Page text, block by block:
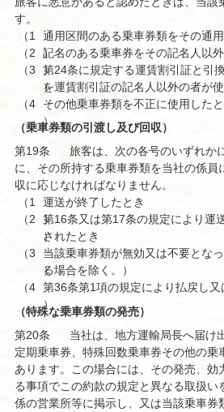
す。
（1
）
通用区間のある乗車券類をその通
（2
）
記名のある乗車券をその記名人以
（3
）
第24条に規定する運賃割引証と引
を運賃割引証の記名人以外の者が
（4
）
その他乗車券類を不正に使用したと
（乗車券類の引渡し及び回収）
第19条
旅客は、次の各号のいずれか
に、その所持する乗車券類を当社の係員
収に応じなければなりません。
（1
）
運送が終了したとき
（2
）
第16条又は第17条の規定により運
されたとき
（3
）
当該乗車券類が無効又は不要とな
る場合を除く。）
（4
）
第36条第1項の規定により払戻し又
（特殊な乗車券類の発売）
第20条
当社は、地方運輸局長へ届け
定期乗車券、特殊回数乗車券その他の乗
あります。この場合には、その発売、効
る事項でこの約款の規定と異なる取扱い
係の営業所等に掲示し、又は当該乗車券